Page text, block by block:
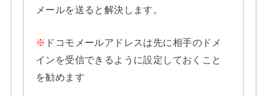
メールを送ると解決します。
※ ドコモメールアドレスは先に相手のドメ
インを受信できるように設定しておくこと
を勧めます